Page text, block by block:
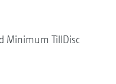
Minimum TillDisc